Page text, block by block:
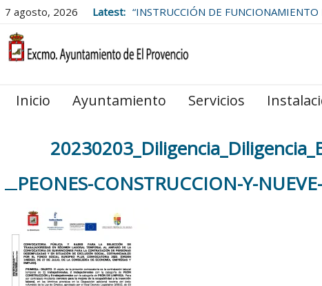
7 agosto, 2026 Latest: “INSTRUCCIÓN DE FUNCIONAMIENTO
Inicio Ayuntamiento Servicios
PEONES-CONSTRUCCION-Y-